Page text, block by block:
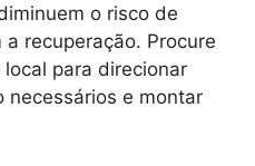
o risco de
recuperação. Procure
para direcionar
necessários e montar